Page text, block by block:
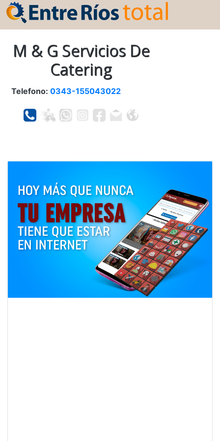
M & G Servicios De
Catering
Telefono: 0343-155043022